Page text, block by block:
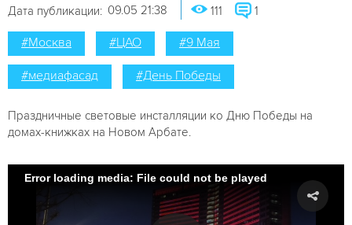
Дата публикации: 09.05 21:38 111 1
#Москва #ЦАО #9 Мая
#медиафасад #День Победы
Праздничные световые инсталляции ко Дню Победы на
домах-книжках на Новом Арбате.
Error loading media: File could not be played